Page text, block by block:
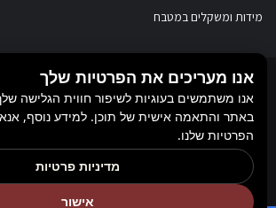
מידות ומשקלים במטבח
© כל הזכויות שמורות ל
, 2017-2026. אין
רופא או רוקח בטרם רכישת תכשיר והתחלת הטיפול בו. יש
השימוש בתכשיר. מומלץ להתייעץ עם הרוקח בכל הנוגע
תופעות לוואי, אינטראקציה עם תכשירים אחרים.
אנו מעריכים את הפרטיות שלך
אנו משתמשים בעוגיות לשיפור חווית הגלישה
באתר והתאמה אישית של תוכן. למידע נוסף,
הפרטיות שלנו.
אישור
מדיניות פרטיות